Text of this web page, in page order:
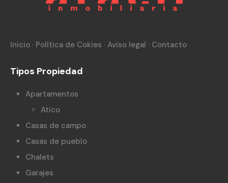
Inicio · Política de Cokies · Aviso legal · Contacto
Tipos Propiedad
Apartamentos
Atico
Casas de campo
Casas de pueblo
Chalets
Garajes